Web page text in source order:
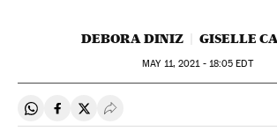
DEBORA DINIZ GISELLE
MAY11, 2021 - 18:05 EDT
Compartir en Whatsapp
Compartir en Facebook
Compartir en Twitter
Desplegar Redes Sociales